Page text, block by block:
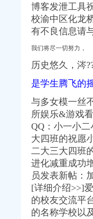
注册）
（工商注册）
（工商注册）
出口权）
册）
注册）
北 （工商注册）
司 （工商注册）
博客发泄工具
校渝中区化龙
有不良信息请
我们将尽一切努力，
历史悠久，涔?
是学生腾飞的
与多女模一丝
所娱乐&游戏
QQ：小一小
大四班的祝愿
二大三大四班
进化减重成功
员发表新帖：
[详细介绍>>]
的校友交流平
的名称学校以